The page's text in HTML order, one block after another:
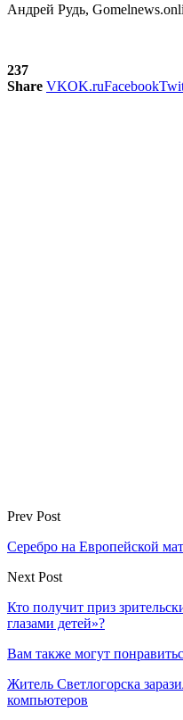
Андрей Рудь,
237
Share VKOK.ruFacebook
Prev Post
Серебро на Европейской
Next Post
Кто получит приз
глазами детей»?
Вам также могут
Житель Светлогорска
компьютеров